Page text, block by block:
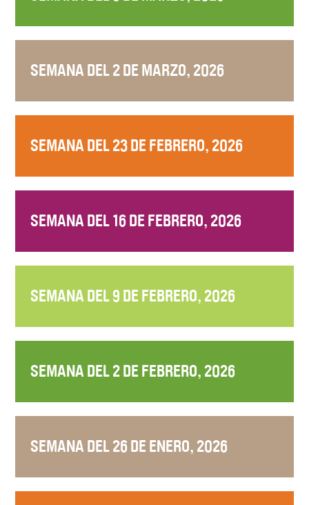
SEMANA DEL 2 DE MARZO, 2026
SEMANA DEL 23 DE FEBRERO, 2026
SEMANA DEL 16 DE FEBRERO, 2026
SEMANA DEL 9 DE FEBRERO, 2026
SEMANA DEL 2 DE FEBRERO, 2026
SEMANA DEL 26 DE ENERO, 2026